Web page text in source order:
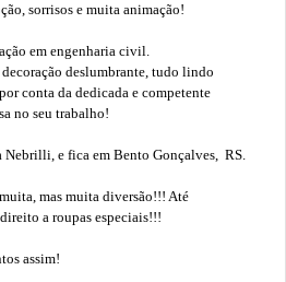
sorrisos e muita animação!
em engenharia civil.
deslumbrante, tudo lindo
conta da dedicada e competente
no seu trabalho!
Nebrilli, e fica em Bento Gonçalves, RS.
mas muita diversão!!! Até
a roupas especiais!!!
assim!